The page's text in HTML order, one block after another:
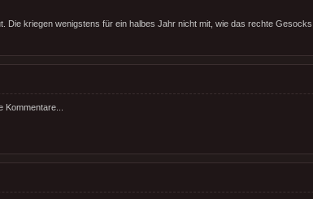
Die kriegen wenigstens für ein halbes Jahr nicht mit, wie das rechte
Kommentare...